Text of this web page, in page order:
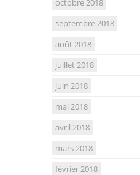
octobre 2018
septembre 2018
août 2018
juillet 2018
juin 2018
mai 2018
avril 2018
mars 2018
février 2018